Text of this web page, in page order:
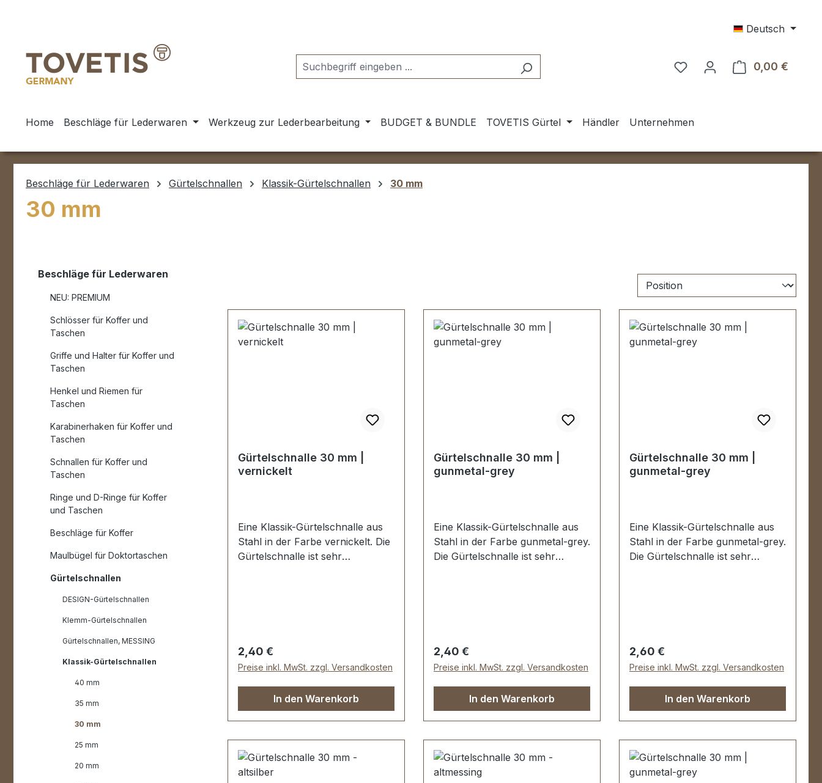
Deutsch
0,00 €
Home Beschläge für Lederwaren Werkzeug zur Lederbearbeitung BUDGET & BUNDLE TOVETIS Gürtel Händler Unternehmen
Beschläge für Lederwaren Gürtelschnallen Klassik-Gürtelschnallen 30 mm
30 mm
Beschläge für Lederwaren
NEU: PREMIUM
Schlösser für Koffer und
Taschen
Griffe und Halter für Koffer und
Taschen
Henkel und Riemen für
Taschen
Karabinerhaken für Koffer und
Taschen
Schnallen für Koffer und
Taschen
Ringe und D-Ringe für Koffer
und Taschen
Beschläge für Koffer
Maulbügel für Doktortaschen
Gürtelschnallen
DESIGN-Gürtelschnallen
Klemm-Gürtelschnallen
Gürtelschnallen, MESSING
Klassik-Gürtelschnallen
40 mm
35 mm
30 mm
25 mm
20 mm
Gürtelschnalle 30 mm |
vernickelt
Eine Klassik-Gürtelschnalle aus
Stahl in der Farbe vernickelt. Die
Gürtelschnalle ist sehr
Lieferumfang: 1 Stück Klassik-
Gürtelschnalle
Regulärer Preis:
2,40 €
Preise inkl. MwSt. zzgl. Versandkosten
In den Warenkorb
Gürtelschnalle 30 mm |
gunmetal-grey
Eine Klassik-Gürtelschnalle aus
Stahl in der Farbe gunmetal-grey.
Die Gürtelschnalle ist sehr
Lieferumfang: 1 Stück Klassik-
Gürtelschnalle
Regulärer Preis:
2,40 €
Preise inkl. MwSt. zzgl. Versandkosten
In den Warenkorb
Gürtelschnalle 30 mm |
gunmetal-grey
Eine Klassik-Gürtelschnalle aus
Stahl in der Farbe gunmetal-grey.
Die Gürtelschnalle ist sehr
Regulärer Preis:
2,60 €
Preise inkl. MwSt. zzgl. Versandkosten
In den Warenkorb